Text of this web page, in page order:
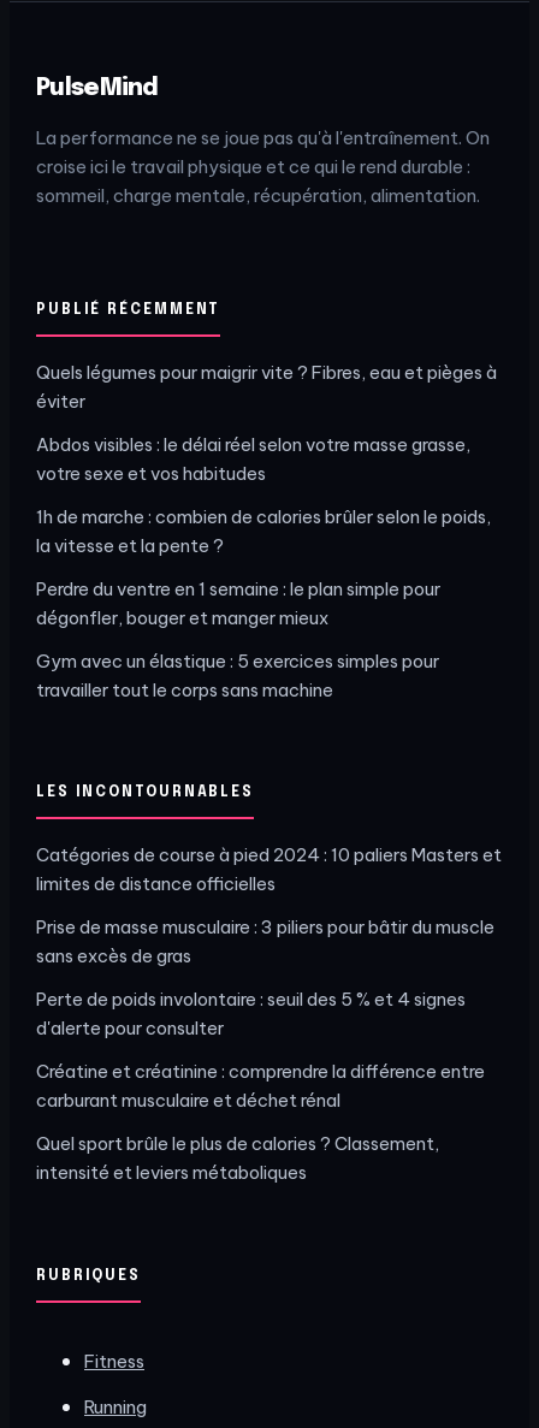
PulseMind
La performance ne se joue pas qu'à l'entraînement. On
croise ici le travail physique et ce qui le rend durable :
sommeil, charge mentale, récupération, alimentation.
PUBLIÉ RÉCEMMENT
Quels légumes pour maigrir vite ? Fibres, eau et pièges à
éviter
Abdos visibles : le délai réel selon votre masse grasse,
votre sexe et vos habitudes
1h de marche : combien de calories brûler selon le poids,
la vitesse et la pente ?
Perdre du ventre en 1 semaine : le plan simple pour
dégonfler, bouger et manger mieux
Gym avec un élastique : 5 exercices simples pour
travailler tout le corps sans machine
LES INCONTOURNABLES
Catégories de course à pied 2024 : 10 paliers Masters et
limites de distance officielles
Prise de masse musculaire : 3 piliers pour bâtir du muscle
sans excès de gras
Perte de poids involontaire : seuil des 5 % et 4 signes
d'alerte pour consulter
Créatine et créatinine : comprendre la différence entre
carburant musculaire et déchet rénal
Quel sport brûle le plus de calories ? Classement,
intensité et leviers métaboliques
RUBRIQUES
Fitness
Running